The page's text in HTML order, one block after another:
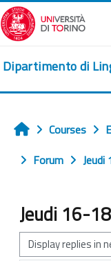
Skip to main content
Dipartimento di
Home
Courses
Forum
Jeudi
Jeudi 16-
Display mode